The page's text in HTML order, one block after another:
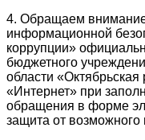
4. Обращаем
информационной
коррупции»
бюджетного
области
«Интернет» при
обращения в форме
защита от